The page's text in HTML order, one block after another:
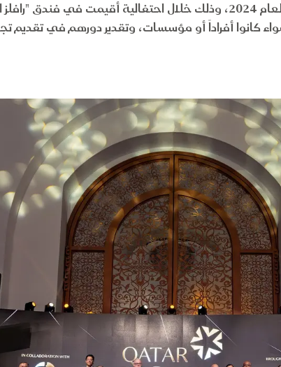
أعلنت قطر للسياحة عن أسماء الفائزين بجائزتها لعام 2024، وذلك خلال
كانوا أفراداً أو مؤسسات، وتقدير دورهم في تقديم